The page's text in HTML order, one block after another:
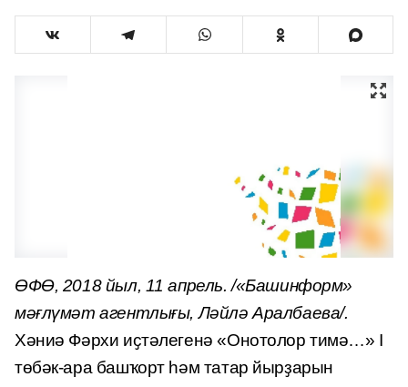
ӨФӨ, 2018 йыл, 11 апрель. /«Башинформ»
мәғлүмәт агентлығы, Ләйлә Аралбаева/.
Хәниә Фәрхи иҫтәлегенә «Онотолор тимә…» I
төбәк-ара башҡорт һәм татар йырҙарын